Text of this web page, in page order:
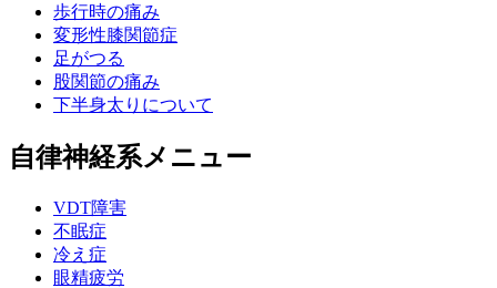
歩行時の痛み
変形性膝関節症
足がつる
股関節の痛み
下半身太りについて
自律神経系メニュー
VDT障害
不眠症
冷え症
眼精疲労